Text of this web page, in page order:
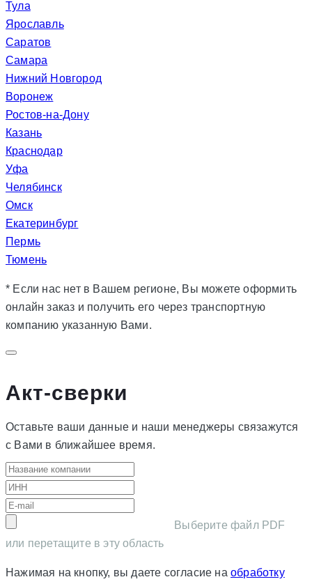
Тула
Ярославль
Саратов
Самара
Нижний Новгород
Воронеж
Ростов-на-Дону
Казань
Краснодар
Уфа
Челябинск
Омск
Екатеринбург
Пермь
Тюмень
* Если нас нет в Вашем регионе, Вы можете оформить
онлайн заказ и получить его через транспортную
компанию указанную Вами.
Акт-сверки
Оставьте ваши данные и наши менеджеры связажутся
с Вами в ближайшее время.
Выберите файл PDF
или перетащите в эту область
Нажимая на кнопку, вы даете согласие наобработку